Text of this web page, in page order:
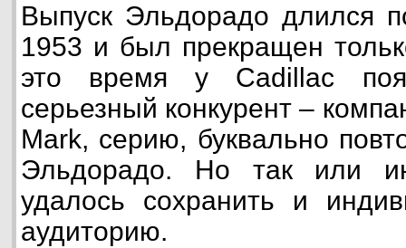
Выпуск Эльдорадо длился
1953 и был прекращен
это время у Cadillac
серьезный конкурент –
Mark, серию, буквально
Эльдорадо. Но так или
удалось сохранить и
аудиторию.